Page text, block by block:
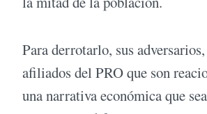
Para derrotarlo, sus
afiliados del PRO que son
una narrativa económica que